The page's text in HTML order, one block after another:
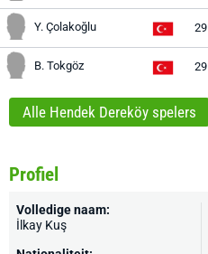
Y. Çolakoğlu 29
B. Tokgöz 29
Alle Hendek Dereköy spelers
Profiel
Volledige naam:
İlkay Kuş